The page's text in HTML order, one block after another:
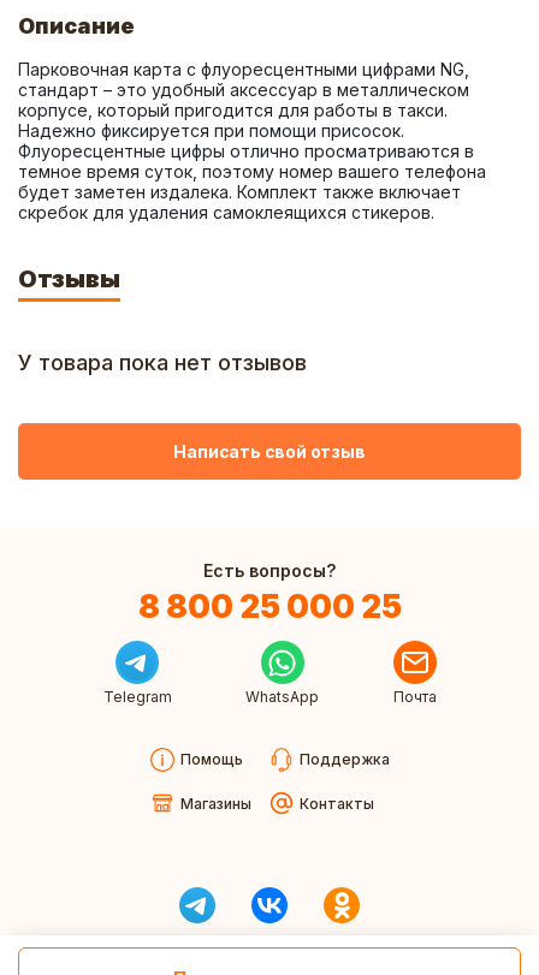
Описание
Парковочная карта с флуоресцентными цифрами NG,
стандарт – это удобный аксессуар в металлическом
корпусе, который пригодится для работы в такси.
Надежно фиксируется при помощи присосок.
Флуоресцентные цифры отлично просматриваются в
темное время суток, поэтому номер вашего телефона
будет заметен издалека. Комплект также включает
скребок для удаления самоклеящихся стикеров.
Отзывы
У товара пока нет отзывов
Написать свой отзыв
Есть вопросы?
8 800 25 000 25
Telegram WhatsApp Почта
Помощь Поддержка
Магазины Контакты